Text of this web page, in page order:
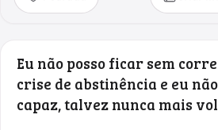
Eu não posso ficar sem
crise de abstinência e eu
capaz, talvez nunca mais